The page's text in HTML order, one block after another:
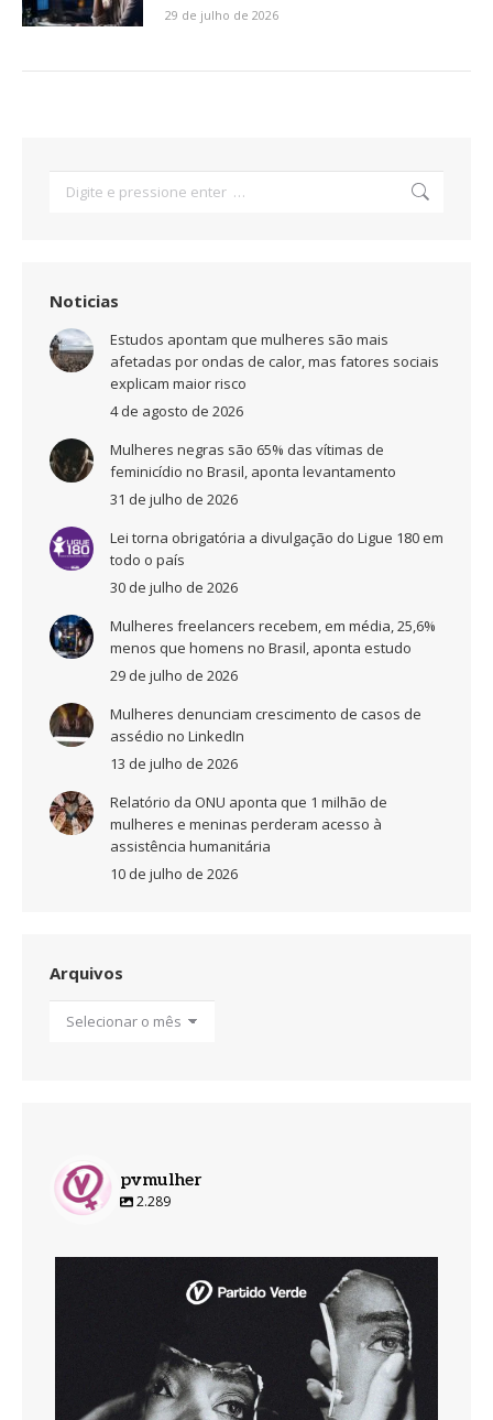
29 de julho de 2026
Noticias
Estudos apontam que mulheres são mais
afetadas por ondas de calor, mas fatores sociais
explicam maior risco
4 de agosto de 2026
Mulheres negras são 65% das vítimas de
feminicídio no Brasil, aponta levantamento
31 de julho de 2026
Lei torna obrigatória a divulgação do Ligue 180 em
todo o país
30 de julho de 2026
Mulheres freelancers recebem, em média, 25,6%
menos que homens no Brasil, aponta estudo
29 de julho de 2026
Mulheres denunciam crescimento de casos de
assédio no LinkedIn
13 de julho de 2026
Relatório da ONU aponta que 1 milhão de
mulheres e meninas perderam acesso à
assistência humanitária
10 de julho de 2026
Arquivos
pvmulher
2.289
Ago 7